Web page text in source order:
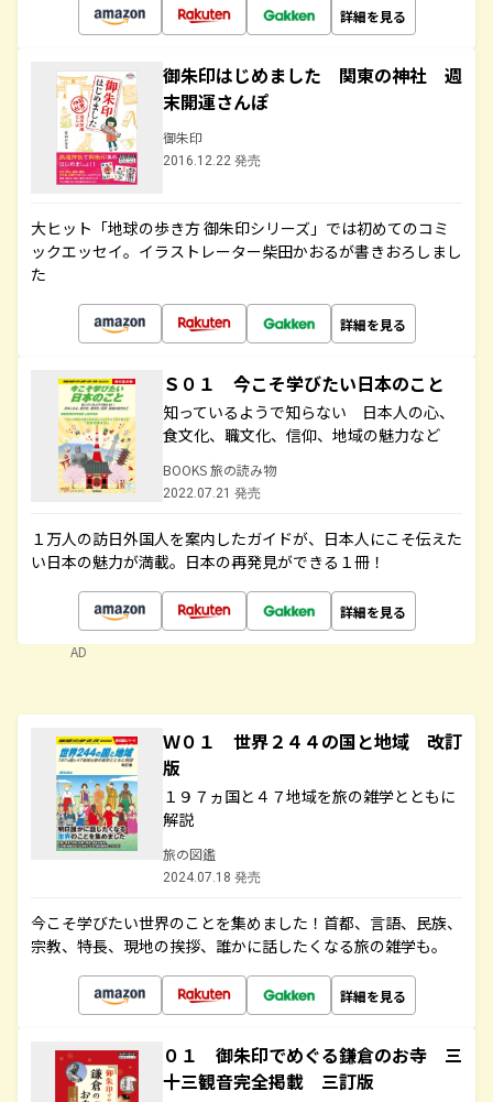
詳細を見る
御朱印はじめました 関東の神社 週
末開運さんぽ
御朱印
2016.12.22 発売
大ヒット「地球の歩き方 御朱印シリーズ」では初めてのコミ
ックエッセイ。イラストレーター柴田かおるが書きおろしまし
た
詳細を見る
Ｓ０１ 今こそ学びたい日本のこと
知っているようで知らない 日本人の心、
食文化、職文化、信仰、地域の魅力など
BOOKS 旅の読み物
2022.07.21 発売
１万人の訪日外国人を案内したガイドが、日本人にこそ伝えた
い日本の魅力が満載。日本の再発見ができる１冊！
詳細を見る
AD
Ｗ０１ 世界２４４の国と地域 改訂
版
１９７ヵ国と４７地域を旅の雑学とともに
解説
旅の図鑑
2024.07.18 発売
今こそ学びたい世界のことを集めました！首都、言語、民族、
宗教、特長、現地の挨拶、誰かに話したくなる旅の雑学も。
詳細を見る
０１ 御朱印でめぐる鎌倉のお寺 三
十三観音完全掲載 三訂版